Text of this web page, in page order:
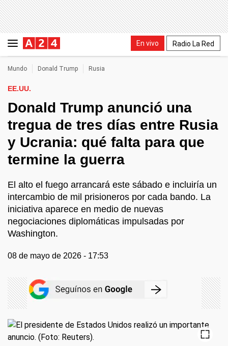
En vivo Radio La Red
Mundo Donald Trump Rusia
EE.UU.
Donald Trump anunció una
tregua de tres días entre Rusia
y Ucrania: qué falta para que
termine la guerra
El alto el fuego arrancará este sábado e incluiría un
intercambio de mil prisioneros por cada bando. La
iniciativa aparece en medio de nuevas
negociaciones diplomáticas impulsadas por
Washington.
08 de mayo de 2026 - 17:53